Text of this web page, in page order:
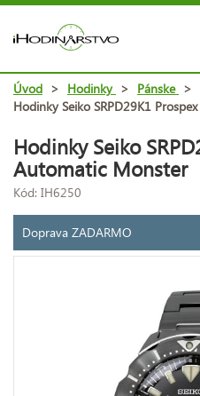
Úvod > Hodinky > Pánske >
Hodinky Seiko SRPD29K1
Hodinky Seiko
Automatic Monster
Kód: IH6250
Doprava ZADARMO